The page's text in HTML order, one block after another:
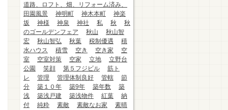
道路、ロフト、畑、リフォーム済み、
田園風景
神明町 神木本町
神楽
坂
神様 神泉 神社 私 秋
秋
のゴールデンフェア
秋山
秋山智
宏
秋山智弘 秋葉 税制優遇
積
水ハウス
積雪 空き 空き家
空
室
空室対策 空家 立地
立野台
公園
笑顔 第５フジビル
筋ト
レ
管理 管理体制良好 管轄
節
分
築１０年 築9年 築年数
築
浅
築浅戸建 築浅物件 紅葉
納
付
純粋 素敵 素敵なお家
素晴